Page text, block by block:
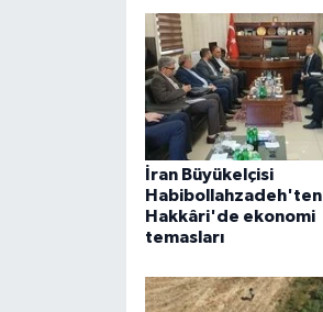
İran Büyükelçisi
Habibollahzadeh'ten
Hakkâri'de ekonomi
temasları
Yerel Haberler